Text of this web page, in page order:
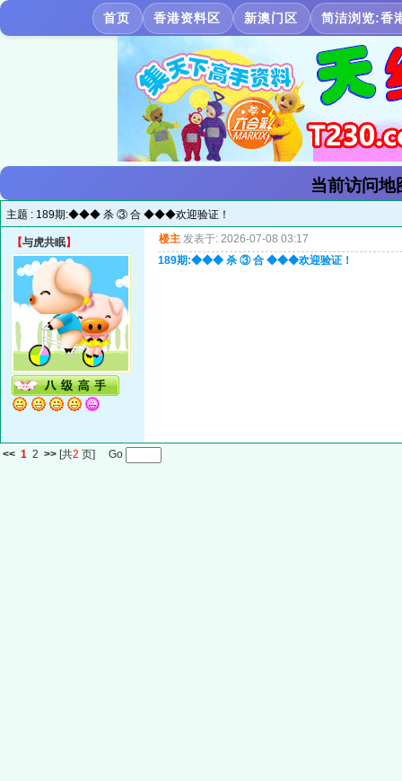
首页 香港资料区 新澳门区 简洁浏览:香
当前访问地
主题 : 189期:◆◆◆ 杀 ③ 合 ◆◆◆欢迎验证！
【与虎共眠】 楼主 发表于: 2026-07-08 03:17
189期:◆◆◆ 杀 ③ 合 ◆◆◆欢迎验证！
<< 1 2 >> [共2 页] Go